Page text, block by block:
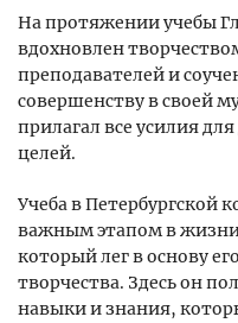
На протяжении учебы
вдохновлен
преподавателей и
совершенству в своей
прилагал все усилия
целей.
Учеба в Петербургской
важным этапом в
который лег в основу
творчества. Здесь он
навыки и знания,